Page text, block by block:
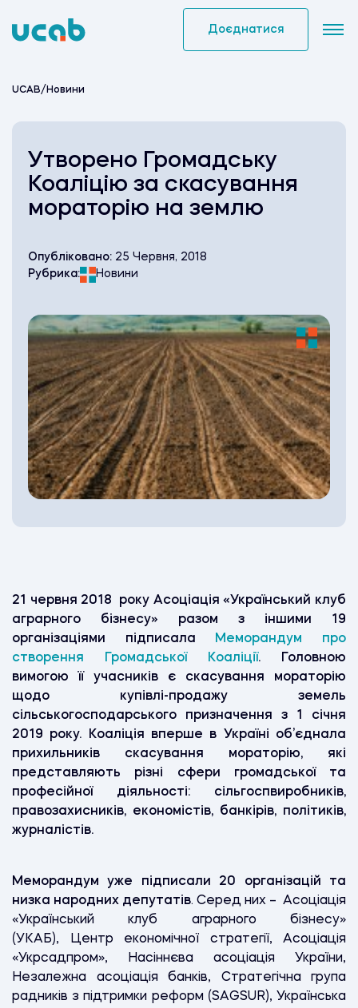
to
Доєднатися
UCAB/ Новини
Утворено Громадську
Коаліцію за скасування
мораторію на землю
Опубліковано: 25 Червня, 2018
Рубрика:
Новини
21 червня 2018 року Асоціація «Український клуб
аграрного бізнесу» разом з іншими 19
організаціями підписала
Меморандум про
створення Громадської Коаліції. Головною
вимогою її учасників є скасування мораторію
щодо купівлі-продажу земель
сільськогосподарського призначення з 1 січня
2019 року. Коаліція вперше в Україні об’єднала
прихильників скасування мораторію, які
представляють різні сфери громадської та
професійної діяльності: сільгоспвиробників,
правозахисників, економістів, банкірів, політиків,
журналістів.
Меморандум уже підписали 20 організацій та
низка народних депутатів. Серед них – Асоціація
«Український клуб аграрного бізнесу»
(УКАБ),
Центр економічної стратегії, Асоціація
«Укрсадпром», Насіннєва асоціація України,
Незалежна асоціація банків, Стратегічна група
радників з підтримки реформ (SAGSUR), Українська